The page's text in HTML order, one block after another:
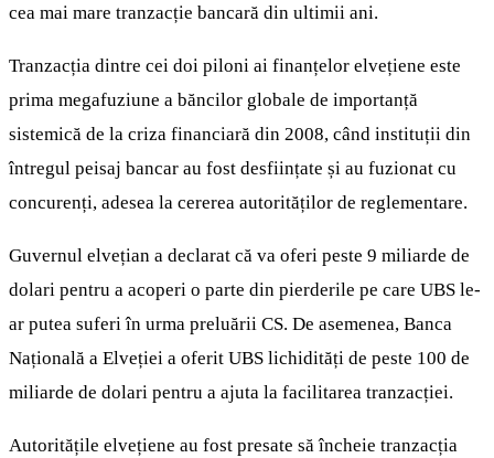
cea mai mare tranzacție bancară din ultimii ani.
Tranzacția dintre cei doi piloni ai finanțelor elvețiene este
prima megafuziune a băncilor globale de importanță
sistemică de la criza financiară din 2008, când instituții din
întregul peisaj bancar au fost desființate și au fuzionat cu
concurenți, adesea la cererea autorităților de reglementare.
Guvernul elvețian a declarat că va oferi peste 9 miliarde de
dolari pentru a acoperi o parte din pierderile pe care UBS le-
ar putea suferi în urma preluării CS. De asemenea, Banca
Națională a Elveției a oferit UBS lichidități de peste 100 de
miliarde de dolari pentru a ajuta la facilitarea tranzacției.
Autoritățile elvețiene au fost presate să încheie tranzacția